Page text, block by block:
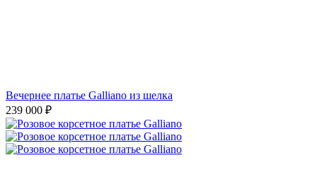
Вечернее платье Galliano из шелка
239 000 ₽